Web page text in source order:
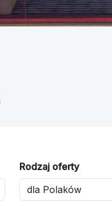
Rodzaj oferty